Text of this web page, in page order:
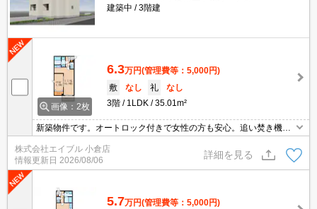
建築中
3階建
画像：2枚
6.3万円(管理費等：5,000円)
敷
なし 礼
なし
3階
1LDK 35.01m²
新築物件です。オートロック付きで女性の方も安心。追い焚き機能
付きバス。ペット可(犬・猫限定)。
株式会社エイブル 小倉店
情報更新日 2026/08/06
詳細を見る
5.7万円(管理費等：5,000円)